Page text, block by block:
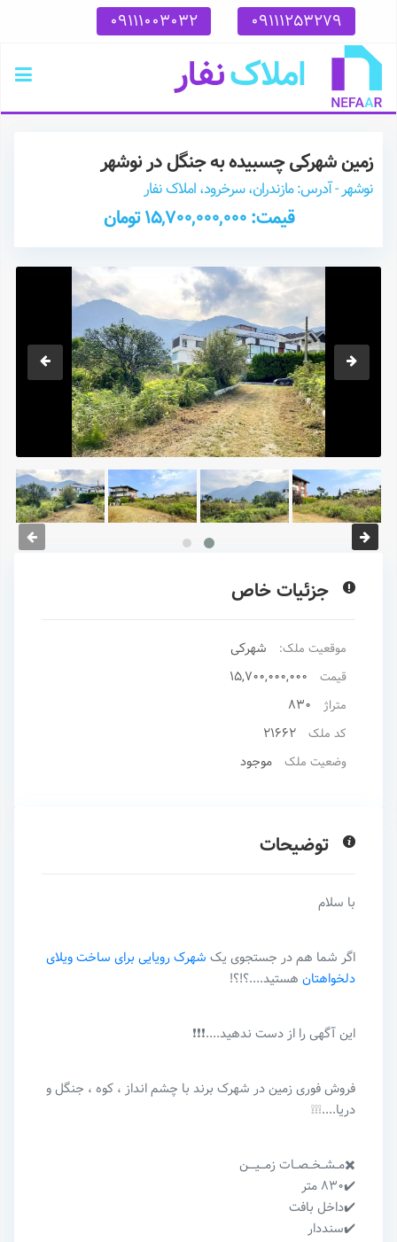
09111253279
09111003032
زمین شهرکی چسبیده به جنگل در نوشهر
نوشهر - آدرس: مازندران، سرخرود، املاک نفار
قیمت: 15,700,000,000 تومان
جزئیات خاص
موقعیت ملک: شهرکی
قیمت 15,700,000,000
متراژ 830
کد ملک 21662
وضعیت ملک موجود
توضیحات
با سلام
اگر شما هم در جستجوی یک شهرک رویایی برای ساخت ویلای
دلخواهتان هستید....؟!؟!
این آگهی را از دست ندهید....❗️❗️❗️
فروش فوری زمین در شهرک برند با چشم انداز ، کوه ، جنگل و
دریا....❕❕❕
✖️مــشــخــصــات زمـــیــــن
✔️۸۳۰ متر
✔️داخل بافت
✔️سنددار